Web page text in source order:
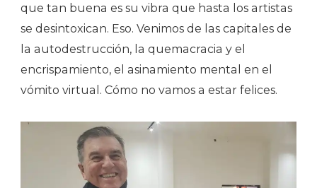
que tan buena es su vibra que hasta los artistas
se desintoxican. Eso. Venimos de las capitales de
la autodestrucción, la quemacracia y el
encrispamiento, el asinamiento mental en el
vómito virtual. Cómo no vamos a estar felices.